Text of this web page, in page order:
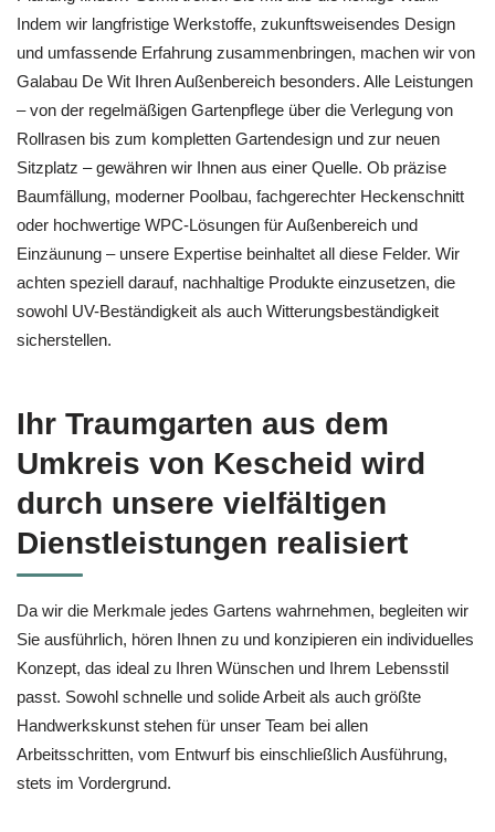
Indem wir langfristige Werkstoffe, zukunftsweisendes Design
und umfassende Erfahrung zusammenbringen, machen wir von
Galabau De Wit Ihren Außenbereich besonders. Alle Leistungen
– von der regelmäßigen Gartenpflege über die Verlegung von
Rollrasen bis zum kompletten Gartendesign und zur neuen
Sitzplatz – gewähren wir Ihnen aus einer Quelle. Ob präzise
Baumfällung, moderner Poolbau, fachgerechter Heckenschnitt
oder hochwertige WPC-Lösungen für Außenbereich und
Einzäunung – unsere Expertise beinhaltet all diese Felder. Wir
achten speziell darauf, nachhaltige Produkte einzusetzen, die
sowohl UV-Beständigkeit als auch Witterungsbeständigkeit
sicherstellen.
Ihr Traumgarten aus dem
Umkreis von Kescheid wird
durch unsere vielfältigen
Dienstleistungen realisiert
Da wir die Merkmale jedes Gartens wahrnehmen, begleiten wir
Sie ausführlich, hören Ihnen zu und konzipieren ein individuelles
Konzept, das ideal zu Ihren Wünschen und Ihrem Lebensstil
passt. Sowohl schnelle und solide Arbeit als auch größte
Handwerkskunst stehen für unser Team bei allen
Arbeitsschritten, vom Entwurf bis einschließlich Ausführung,
stets im Vordergrund.